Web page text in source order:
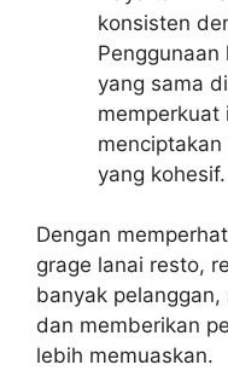
konsisten
yang sama
memperkuat
yang kohesif.
Dengan
grage lanai resto,
banyak
dan memberikan
lebih memuaskan.